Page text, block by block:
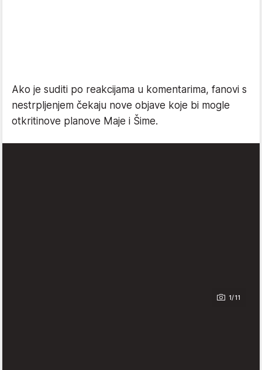
Ako je suditi po reakcijama u komentarima, fanovi s
nestrpljenjem čekaju nove objave koje bi mogle
otkritinove planove Maje i Šime.
1/11